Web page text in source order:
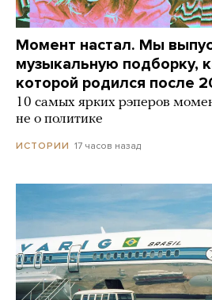
Момент настал. Мы
музыкальную подборку,
которой родился после
10 самых ярких рэперов
не о политике
ИСТОРИИ 17 часов назад